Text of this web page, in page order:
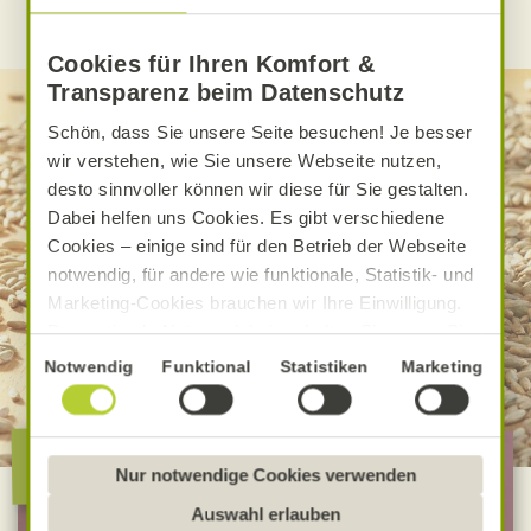
Cookies für Ihren Komfort &
Transparenz beim Datenschutz
Schön, dass Sie unsere Seite besuchen! Je besser
wir verstehen, wie Sie unsere Webseite nutzen,
desto sinnvoller können wir diese für Sie gestalten.
Dabei helfen uns Cookies. Es gibt verschiedene
Cookies – einige sind für den Betrieb der Webseite
notwendig, für andere wie funktionale, Statistik- und
Marketing-Cookies brauchen wir Ihre Einwilligung.
Das optimale Nutzererlebnis erhalten Sie, wenn Sie
„Alle Cookies erlauben“ anklicken. Ihre Einwilligung
umfasst in diesem Fall auch den Einsatz von
Dienstleistern in Drittländern, die kein mit der EU
Sofern personenbezogene Daten dorthin übermittelt
werden, besteht das Risiko, dass diese erfasst und
Einwilligungsauswahl
Notwendig Funktional Statistiken Marketing
Auswahl erlauben
Nur notwendige Cookies verwenden
WEITERE ALNATURA REZEPTE FINDEN
Die besondere Alnatura
Qualität